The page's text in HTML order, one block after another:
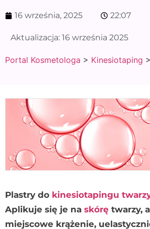
16 września, 2025 22:07
Aktualizacja: 16 września 2025
Portal Kosmetologa > Kinesiotaping >
Plastry do kinesiotapingu
Aplikuje się je na skórę twarzy,
miejscowe krążenie,